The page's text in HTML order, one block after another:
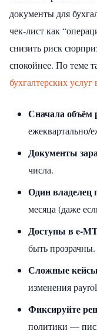
документы для
чек‑лист как
снизить риск
спокойнее. По теме
бухгалтерских
Сначала объём
Документы
числа.
Один владелец
месяца (даже
Доступы в
быть прозрачны.
Сложные
изменения
Фиксируйте
политики —